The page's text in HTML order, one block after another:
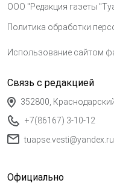
ООО "Редакция газеты
Политика обработки
Использование сайтом
Связь с редакцией
352800,
+7(86167) 3-10-12
tuapse.vesti@yandex.ru
Официально